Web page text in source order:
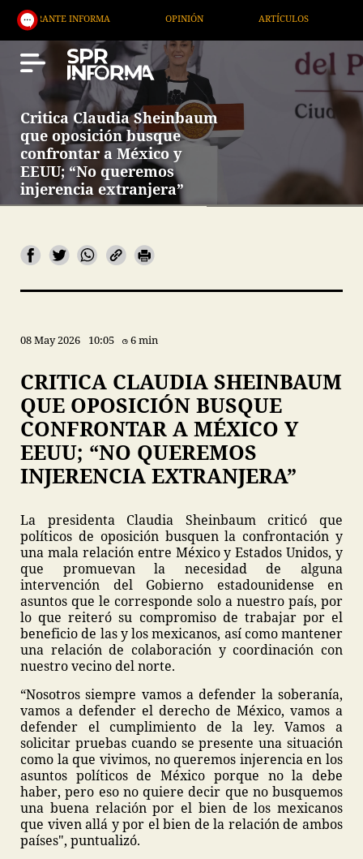
INFORMA
Critica Claudia Sheinbaum
que oposición busque
confrontar a México y
EEUU; “No queremos
injerencia extranjera”
08 May 2026 10:05 6 min
CRITICA CLAUDIA SHEINBAUM
QUE OPOSICIÓN BUSQUE
CONFRONTAR A MÉXICO Y
EEUU; “NO QUEREMOS
INJERENCIA EXTRANJERA”
La presidenta Claudia Sheinbaum criticó que
políticos de oposición busquen la confrontación y
una mala relación entre México y Estados Unidos, y
que promuevan la necesidad de alguna
intervención del Gobierno estadounidense en
asuntos que le corresponde solo a nuestro país, por
lo que reiteró su compromiso de trabajar por el
beneficio de las y los mexicanos, así como mantener
una relación de colaboración y coordinación con
nuestro vecino del norte.
“Nosotros siempre vamos a defender la soberanía,
vamos a defender el derecho de México, vamos a
defender el cumplimiento de la ley. Vamos a
solicitar pruebas cuando se presente una situación
como la que vivimos, no queremos injerencia en los
asuntos políticos de México porque no la debe
haber, pero eso no quiere decir que no busquemos
una buena relación por el bien de los mexicanos
que viven allá y por el bien de la relación de ambos
países", puntualizó.